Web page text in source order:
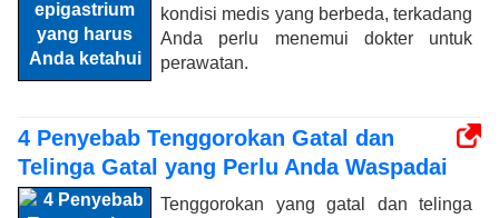
kondisi medis yang berbeda, terkadang
Anda perlu menemui dokter untuk
perawatan.
4 Penyebab Tenggorokan Gatal dan
Telinga Gatal yang Perlu Anda Waspadai
Tenggorokan yang gatal dan telinga